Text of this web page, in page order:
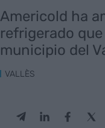
Americold ha
refrigerado
municipio del
VALLÈS